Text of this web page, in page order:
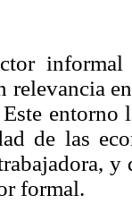
relevancia
entorno
de las
y
formal.